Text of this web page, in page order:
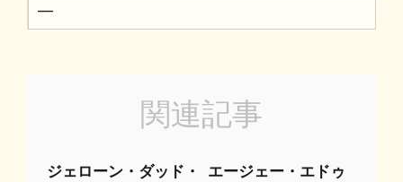
━
関連記事
ジェローン・ダッド・
エージェー・エドゥ